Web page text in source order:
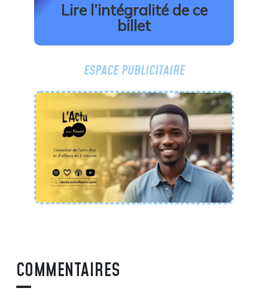
Lire l’intégralité de ce
billet
ESPACE PUBLICITAIRE
COMMENTAIRES